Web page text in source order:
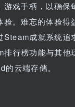
游戏手柄，以确保
验。难忘的体验得
Steam成就系统追
排行榜功能与其他
云端存储。